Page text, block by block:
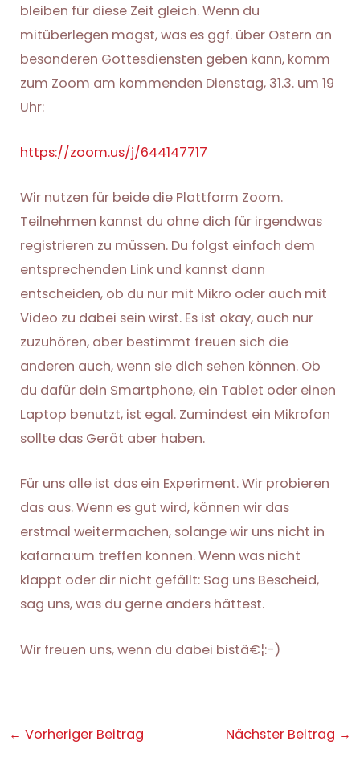
bleiben für diese Zeit gleich. Wenn du
mitüberlegen magst, was es ggf. über Ostern an
besonderen Gottesdiensten geben kann, komm
zum Zoom am kommenden Dienstag, 31.3. um 19
Uhr:
https://zoom.us/j/644147717
Wir nutzen für beide die Plattform Zoom.
Teilnehmen kannst du ohne dich für irgendwas
registrieren zu müssen. Du folgst einfach dem
entsprechenden Link und kannst dann
entscheiden, ob du nur mit Mikro oder auch mit
Video zu dabei sein wirst. Es ist okay, auch nur
zuzuhören, aber bestimmt freuen sich die
anderen auch, wenn sie dich sehen können. Ob
du dafür dein Smartphone, ein Tablet oder einen
Laptop benutzt, ist egal. Zumindest ein Mikrofon
sollte das Gerät aber haben.
Für uns alle ist das ein Experiment. Wir probieren
das aus. Wenn es gut wird, können wir das
erstmal weitermachen, solange wir uns nicht in
kafarna:um treffen können. Wenn was nicht
klappt oder dir nicht gefällt: Sag uns Bescheid,
sag uns, was du gerne anders hättest.
Wir freuen uns, wenn du dabei bistâ€¦:-)
Post
← Vorheriger Beitrag Nächster Beitrag →